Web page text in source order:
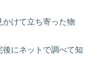
かけて立ち寄った物
にネットで調べて知